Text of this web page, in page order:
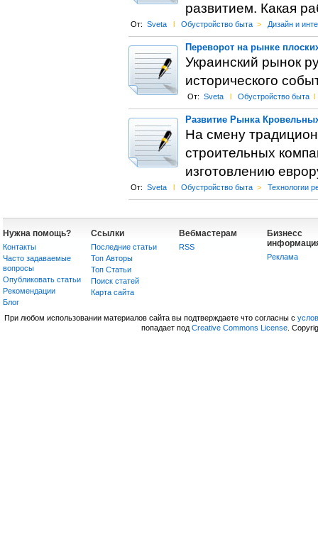
развитием. Какая
От: Sveta l Обустройство быта > Дизайн и
Переворот на рынке
Украинский рынок
исторического
От: Sveta l Обустройство быта l
Развитие Рынка
На смену
строительных
изготовлению
От: Sveta l Обустройство быта > Технологии
Нужна помощь?
Контакты
Часто задаваемые
вопросы
Опубликовать статьи
Рекомендации
Блог
Ссылки
Последние статьи
Топ Авторы
Топ Статьи
Поиск статей
Карта сайта
Вебмастерам
RSS
Бизнесс
Реклама
При любом использовании материалов сайта вы подтверждаете что согласны с
попадает под Creative Commons License.